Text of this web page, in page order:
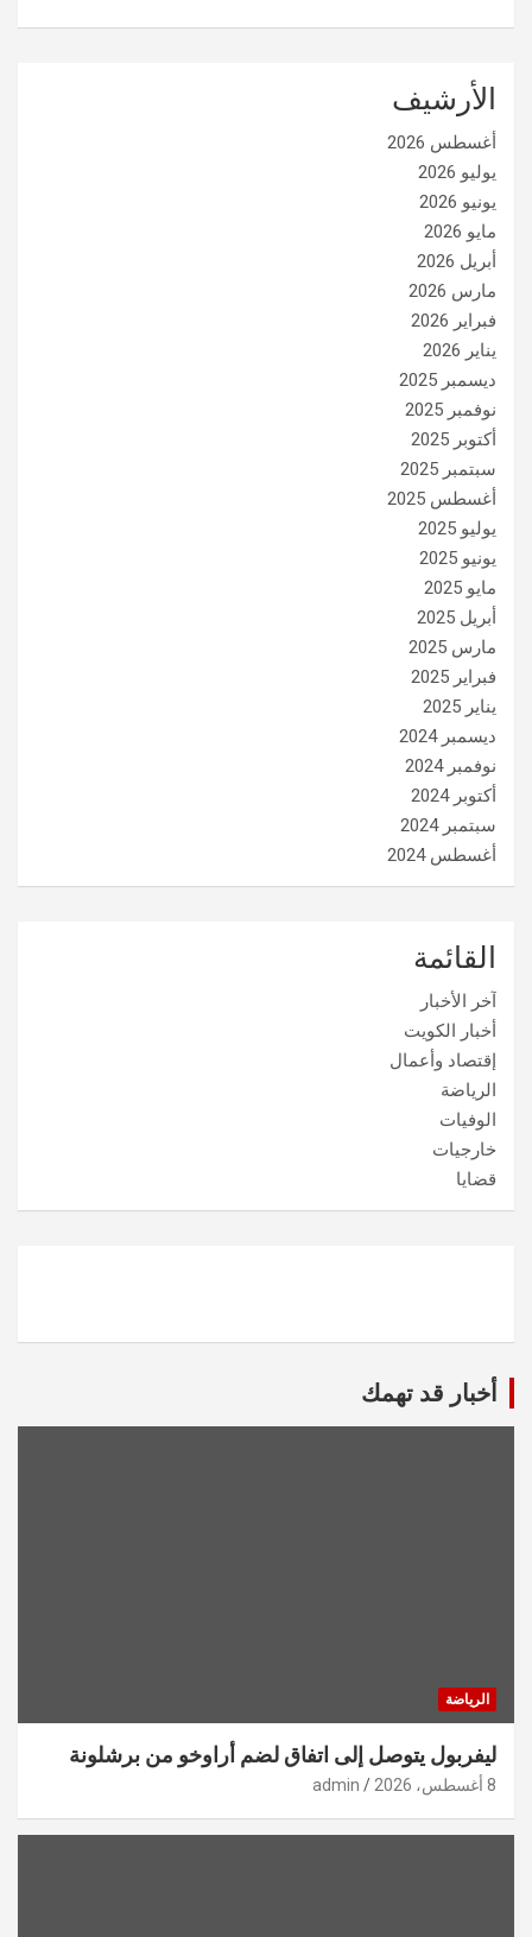
الأرشيف
أغسطس 2026
يوليو 2026
يونيو 2026
مايو 2026
أبريل 2026
مارس 2026
فبراير 2026
يناير 2026
ديسمبر 2025
نوفمبر 2025
أكتوبر 2025
سبتمبر 2025
أغسطس 2025
يوليو 2025
يونيو 2025
مايو 2025
أبريل 2025
مارس 2025
فبراير 2025
يناير 2025
ديسمبر 2024
نوفمبر 2024
أكتوبر 2024
سبتمبر 2024
أغسطس 2024
القائمة
آخر الأخبار
أخبار الكويت
إقتصاد وأعمال
الرياضة
الوفيات
خارجيات
قضايا
أخبار قد تهمك
الرياضة
ليفربول يتوصل إلى اتفاق لضم أراوخو من برشلونة
8 أغسطس، 2026 admin